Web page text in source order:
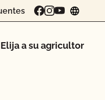
Elija a su agricultor